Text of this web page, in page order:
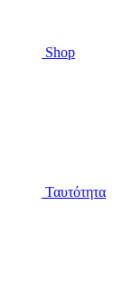
Shop
Ταυτότητα